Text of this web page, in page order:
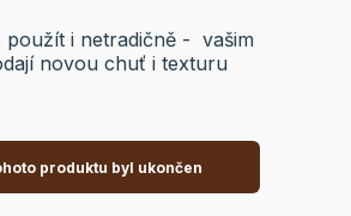
použít i netradičně - vašim
novou chuť i texturu
produktu byl ukončen